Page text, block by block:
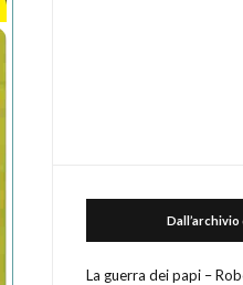
La guerra dei papi –